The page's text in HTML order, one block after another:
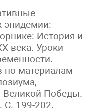
эпидемии:
История и
века. Уроки
по материалам
Великой Победы.
С. 199-202.